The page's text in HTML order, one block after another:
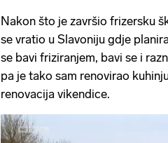
Nakon što je završio frizersku
se vratio u Slavoniju gdje
se bavi friziranjem, bavi se i
pa je tako sam renovirao
renovacija vikendice.